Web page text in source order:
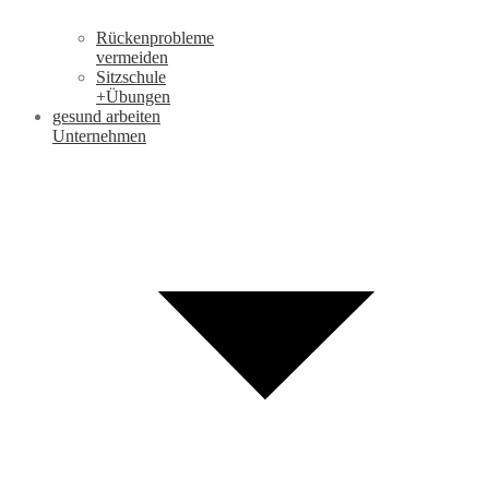
Rückenprobleme
vermeiden
Sitzschule
+Übungen
gesund arbeiten
Unternehmen